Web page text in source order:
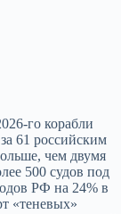
го корабли
61 российским
чем двумя
500 судов под
РФ на 24% в
«теневых»